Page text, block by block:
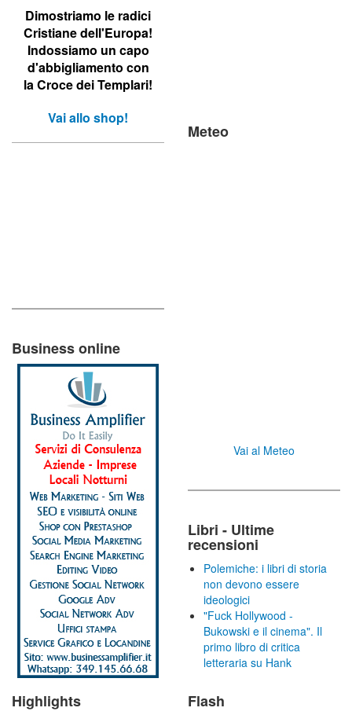
Dimostriamo le radici
Cristiane dell'Europa!
Indossiamo un capo
d'abbigliamento con
la Croce dei Templari!
Vai allo shop!
Business online
Highlights
Meteo
Vai al Meteo
Libri - Ultime
recensioni
Polemiche: i libri di storia
non devono essere
ideologici
"Fuck Hollywood -
Bukowski e il cinema". Il
primo libro di critica
letteraria su Hank
Flash